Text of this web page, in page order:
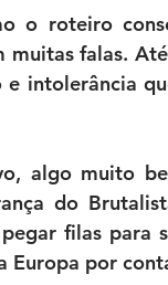
o roteiro
falas.
intolerância
algo muito
do
filas para
Europa por